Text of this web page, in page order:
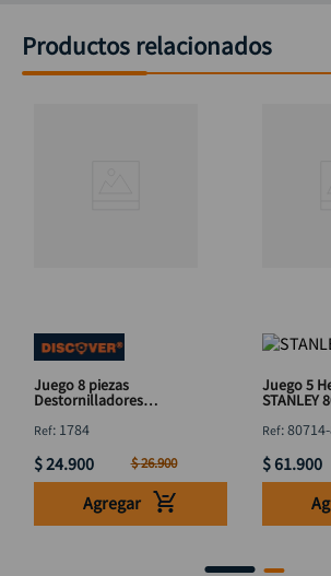
Productos relacionados
Juego 8 piezas
Destornilladores
Cortafrío DISCOVER
: 1784
$24.900 $26.900
Agregar
Juego 5
STANLEY
:
$61.900